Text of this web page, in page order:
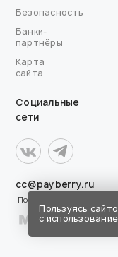
Безопасность
Банки-
партнёры
Карта
сайта
Социальные
сети
cc@payberry.ru
Поддержка
Пользуясь
с